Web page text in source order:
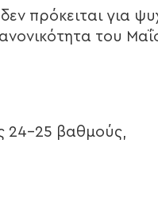
δεν πρόκειται για
του
24-25 βαθμούς,